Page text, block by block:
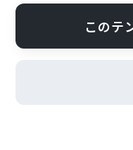
このテ